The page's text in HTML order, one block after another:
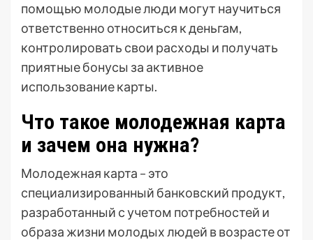
помощью молодые люди могут научиться
ответственно относиться к деньгам,
контролировать свои расходы и получать
приятные бонусы за активное
использование карты.
Что такое молодежная карта
и зачем она нужна?
Молодежная карта – это
специализированный банковский продукт,
разработанный с учетом потребностей и
образа жизни молодых людей в возрасте от